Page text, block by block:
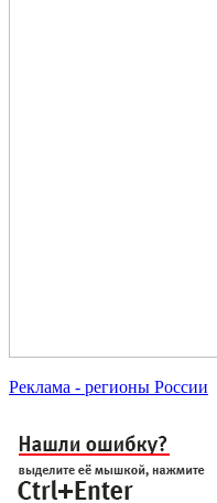
Реклама - регионы России